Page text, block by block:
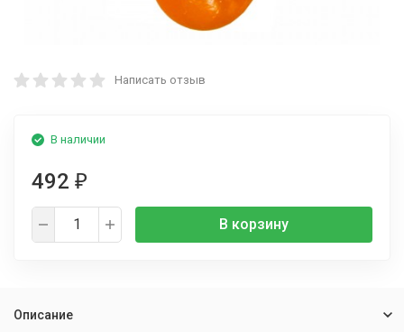
Написать отзыв
В наличии
492 ₽
В корзину
Описание